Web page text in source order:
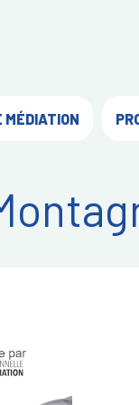
MÉDIATION